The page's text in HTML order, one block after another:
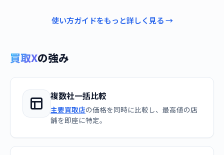
使い方ガイドをもっと詳しく見る →
買取Xの強み
複数社一括比較
主要買取店の価格を同時に比較し、最高値の店
舗を即座に特定。